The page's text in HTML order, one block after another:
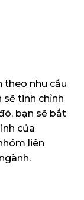
theo nhu cầu
sẽ tinh chỉnh
bạn sẽ bắt
của
liên